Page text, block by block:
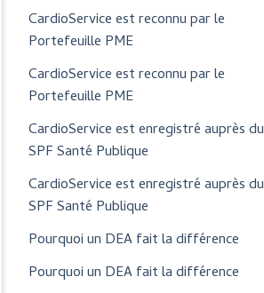
CardioService est reconnu par le
Portefeuille PME
CardioService est reconnu par le
Portefeuille PME
CardioService est enregistré auprès du
SPF Santé Publique
CardioService est enregistré auprès du
SPF Santé Publique
Pourquoi un DEA fait la différence
Pourquoi un DEA fait la différence